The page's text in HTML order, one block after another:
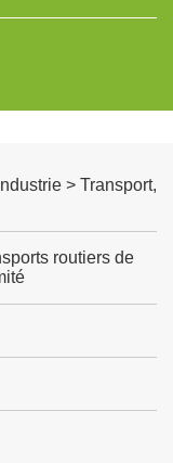
> Transport,
routiers de